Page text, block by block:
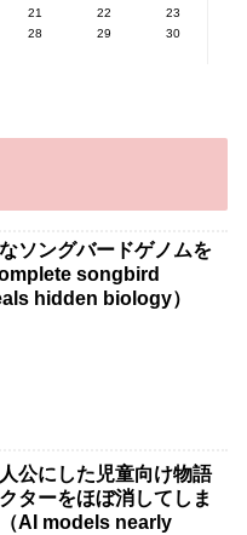
21 22
23
28 29
30
ソングバードゲノムを
songbird
hidden biology）
公にした児童向け物語
ターをほぼ消してしま
AI models nearly